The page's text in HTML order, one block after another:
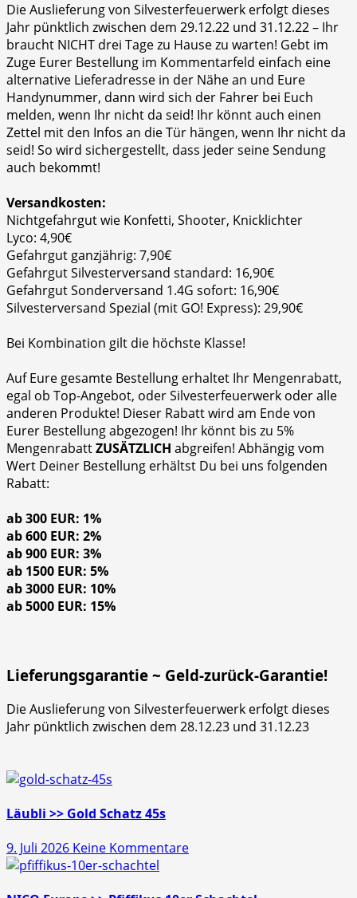
Die Auslieferung von Silvesterfeuerwerk erfolgt dieses
Jahr pünktlich zwischen dem 29.12.22 und 31.12.22 – Ihr
braucht NICHT drei Tage zu Hause zu warten! Gebt im
Zuge Eurer Bestellung im Kommentarfeld einfach eine
alternative Lieferadresse in der Nähe an und Eure
Handynummer, dann wird sich der Fahrer bei Euch
melden, wenn Ihr nicht da seid! Ihr könnt auch einen
Zettel mit den Infos an die Tür hängen, wenn Ihr nicht da
seid! So wird sichergestellt, dass jeder seine Sendung
auch bekommt!
Versandkosten:
Nichtgefahrgut wie Konfetti, Shooter, Knicklichter
Lyco: 4,90€
Gefahrgut ganzjährig: 7,90€
Gefahrgut Silvesterversand standard: 16,90€
Gefahrgut Sonderversand 1.4G sofort: 16,90€
Silvesterversand Spezial (mit GO! Express): 29,90€
Bei Kombination gilt die höchste Klasse!
Auf Eure gesamte Bestellung erhaltet Ihr Mengenrabatt,
egal ob Top-Angebot, oder Silvesterfeuerwerk oder alle
anderen Produkte! Dieser Rabatt wird am Ende von
Eurer Bestellung abgezogen! Ihr könnt bis zu 5%
MengenrabattZUSÄTZLICH abgreifen! Abhängig vom
Wert Deiner Bestellung erhältst Du bei uns folgenden
Rabatt:
ab 300 EUR: 1%
ab 600 EUR: 2%
ab 900 EUR: 3%
ab 1500 EUR: 5%
ab 3000 EUR: 10%
ab 5000 EUR: 15%
Lieferungsgarantie ~ Geld-zurück-Garantie!
Die Auslieferung von Silvesterfeuerwerk erfolgt dieses
Jahr pünktlich zwischen dem 28.12.23 und 31.12.23
Läubli >> Gold Schatz 45s
9. Juli 2026 Keine Kommentarezu